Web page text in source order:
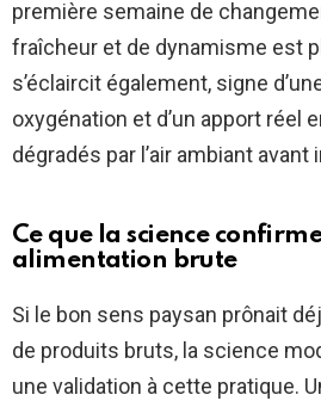
première semaine de
fraîcheur et de dynamisme est
s’éclaircit également, signe
oxygénation et d’un apport réel
dégradés par l’air ambiant avant
Ce que la science
alimentation brute
Si le bon sens paysan prônait
de produits bruts, la science
une validation à cette pratique.